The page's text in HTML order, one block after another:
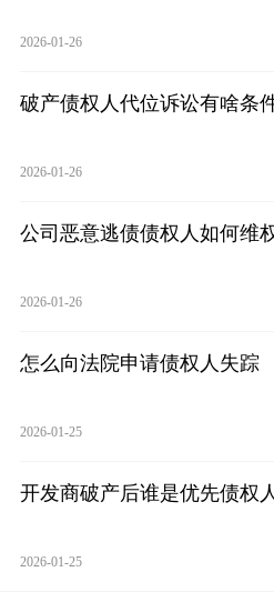
2026-01-26
破产债权人代位诉讼有啥条
2026-01-26
公司恶意逃债债权人如何维
2026-01-26
怎么向法院申请债权人失踪
2026-01-25
开发商破产后谁是优先债权
2026-01-25